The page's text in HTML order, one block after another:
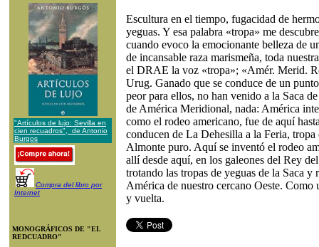
"Artículos de lujo: Sevilla en
cien recuadros", de Antonio
Burgos
Compra del libro por
Internet
MONOGRÁFICOS DE "EL
REDCUADRO"
Escultura en el tiempo, fugacidad de
yeguas. Y esa palabra «tropa» me
cuando evoco la emocionante belleza de
de incansable raza marismeña, toda
el DRAE la voz «tropa»; «Amér. Merid.
Urug. Ganado que se conduce de un
peor para ellos, no han venido a la Saca
de América Meridional, nada: América
como el rodeo americano, fue de aquí
conducen de La Dehesilla a la Feria, tropa
Almonte puro. Aquí se inventó el rodeo
allí desde aquí, en los galeones del Rey
trotando las tropas de yeguas de la Saca y
América de nuestro cercano Oeste. Como
y vuelta.